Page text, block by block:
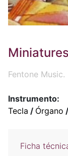
Fentone Music.
Instrumento:
Tecla / Órgano /
Ficha